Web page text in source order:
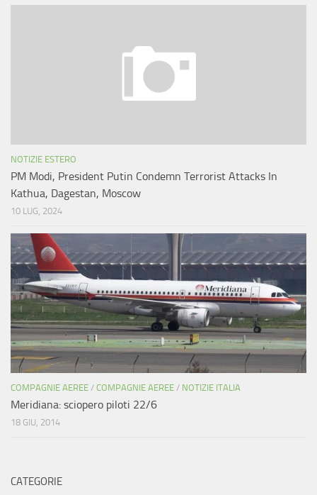
NOTIZIE ESTERO
PM Modi, President Putin Condemn Terrorist Attacks In
Kathua, Dagestan, Moscow
10 LUG, 2024
COMPAGNIE AEREE / COMPAGNIE AEREE / NOTIZIE ITALIA
Meridiana: sciopero piloti 22/6
18 GIU, 2014
CATEGORIE